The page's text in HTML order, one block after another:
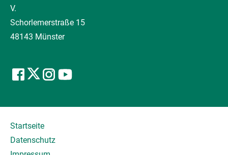
V.
Schorlemerstraße 15
48143 Münster
Startseite
Datenschutz